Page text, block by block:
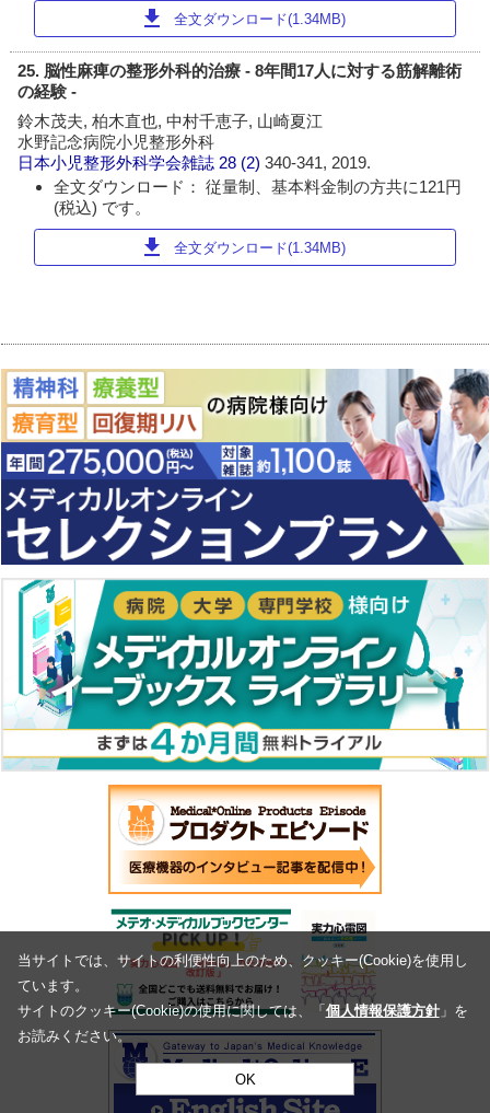
download 全文ダウンロード(1.34MB)
25. 脳性麻痺の整形外科的治療 - 8年間17人に対する筋解離術
の経験 -
鈴木茂夫, 柏木直也, 中村千恵子, 山崎夏江
水野記念病院小児整形外科
日本小児整形外科学会雑誌 28 (2)340-341, 2019.
全文ダウンロード： 従量制、基本料金制の方共に121円
(税込) です。
download 全文ダウンロード(1.34MB)
当サイトでは、サイトの利便性向上のため、クッキー(Cookie)を使用し
ています。
サイトのクッキー(Cookie)の使用に関しては、「 個人情報保護方針」を
お読みください。
OK